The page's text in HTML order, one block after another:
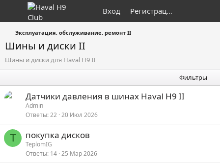
Вход Регистрация
Эксплуатация, обслуживание, ремонт II
Шины и диски II
Шины и диски для Haval H9 II
Фильтры
Датчики давления в шинах Haval H9 II
Admin
Ответы 22 20 Июл 2026
T покупка дисков
TeplomIG
Ответы 14 25 Мар 2026